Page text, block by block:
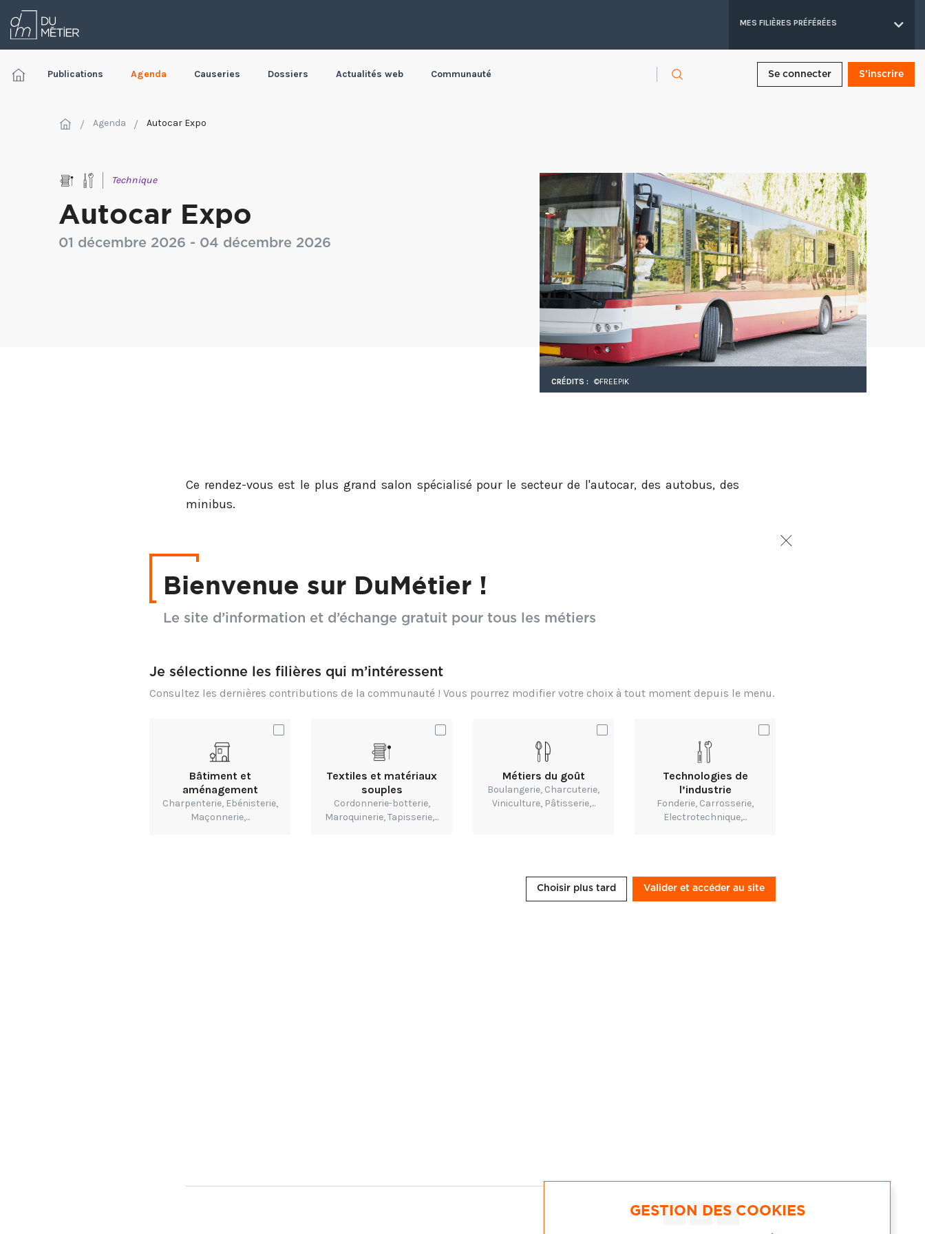
MES FILIÈRES PRÉFÉRÉES
Publications Agenda Causeries Dossiers Actualités web Communauté Se connecter S’inscrire
Agenda Autocar Expo
Technique
Autocar Expo
01 décembre 2026 - 04 décembre 2026
CRÉDITS : ©FREEPIK
Ce rendez-vous est le plus grand salon spécialisé pour le secteur de l'autocar, des autobus, des
minibus.
innovations tant en matière de carrosseries et d'habitacles.
Organisateur
Accès
Gratuit
Adresse
Eurexpo Boulevard de l'Europe 69680 Chassieu
Pour en savoir plus
GESTION DES COOKIES
Bienvenue sur DuMétier !
Le site d’information et d’échange gratuit pour tous les métiers
Je sélectionne les filières qui m’intéressent
Consultez les dernières contributions de la communauté ! Vous pourrez modifier votre choix à tout moment depuis le menu.
Bâtiment et
aménagement
Charpenterie, Ebénisterie,
Maçonnerie,...
Textiles et matériaux
souples
Cordonnerie-botterie,
Maroquinerie, Tapisserie,...
Métiers du goût
Boulangerie, Charcuterie,
Viniculture, Pâtisserie,...
Technologies de
l’industrie
Fonderie, Carrosserie,
Electrotechnique,...
Choisir plus tard Valider et accéder au site